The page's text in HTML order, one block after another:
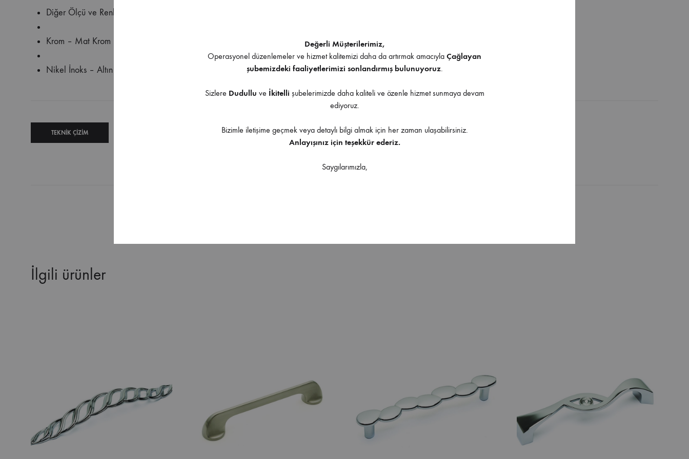
Diğer Ölçü ve Renk Seçenekleri İçin Bizimle İletişime Geçebilirsiniz
Krom – Mat Krom – Mat Siyah – Dumanlı Siyah – Antik – Dumanlı Antik
Nikel İnoks – Altın – Mat Altın – Titanyum – Bakır – Füme – Bordo – Kahve – Bronz
İndirilebilir İçerik
TEKNIK ÇIZIM
İlgili ürünler
Değerli Müşterilerimiz,
Operasyonel düzenlemeler ve hizmet kalitemizi daha da artırmak amacıyla Çağlayan
şubemizdeki faaliyetlerimizi sonlandırmış bulunuyoruz.
Sizlere Dudullu ve İkitelli şubelerimizde daha kaliteli ve özenle hizmet sunmaya devam
ediyoruz.
Bizimle iletişime geçmek veya detaylı bilgi almak için her zaman ulaşabilirsiniz.
Anlayışınız için teşekkür ederiz.
Saygılarımızla,